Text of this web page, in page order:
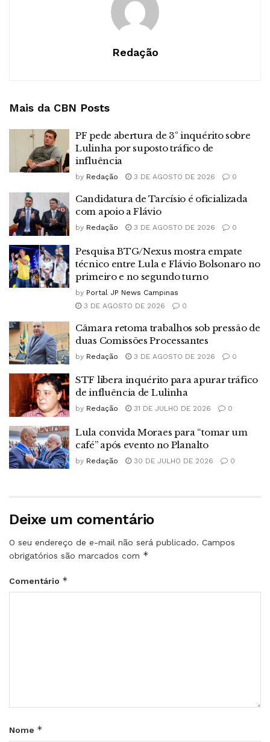
Redação
Mais da CBN Posts
PF pede abertura de 3º inquérito sobre
Lulinha por suposto tráfico de
influência
by Redação 3 DE AGOSTO DE 2026 0
Candidatura de Tarcísio é oficializada
com apoio a Flávio
by Redação 3 DE AGOSTO DE 2026 0
Pesquisa BTG/Nexus mostra empate
técnico entre Lula e Flávio Bolsonaro no
primeiro e no segundo turno
by Portal JP News Campinas
3 DE AGOSTO DE 2026
0
Câmara retoma trabalhos sob pressão de
duas Comissões Processantes
by Redação 3 DE AGOSTO DE 2026 0
STF libera inquérito para apurar tráfico
de influência de Lulinha
by Redação 31 DE JULHO DE 2026 0
Lula convida Moraes para “tomar um
café” após evento no Planalto
by Redação 30 DE JULHO DE 2026 0
Deixe um comentário
O seu endereço de e-mail não será publicado. Campos
obrigatórios são marcados com *
Comentário *
Nome *